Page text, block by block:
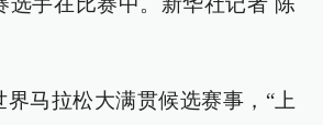
马拉松大满贯候选赛事，“上